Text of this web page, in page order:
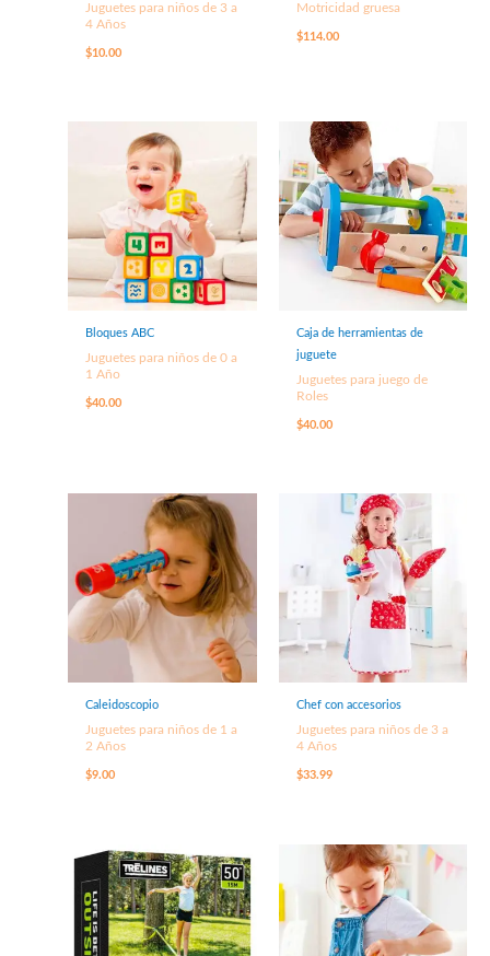
Juguetes para niños de 3 a
4 Años
$10.00
Motricidad gruesa
$114.00
Bloques ABC
Juguetes para niños de 0 a
1 Año
$40.00
Caja de herramientas de
juguete
Juguetes para juego de
Roles
$40.00
Caleidoscopio
Juguetes para niños de 1 a
2 Años
$9.00
Chef con accesorios
Juguetes para niños de 3 a
4 Años
$33.99